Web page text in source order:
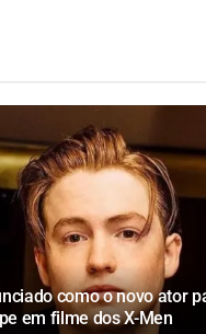
como o novo ator
em filme dos X-Men